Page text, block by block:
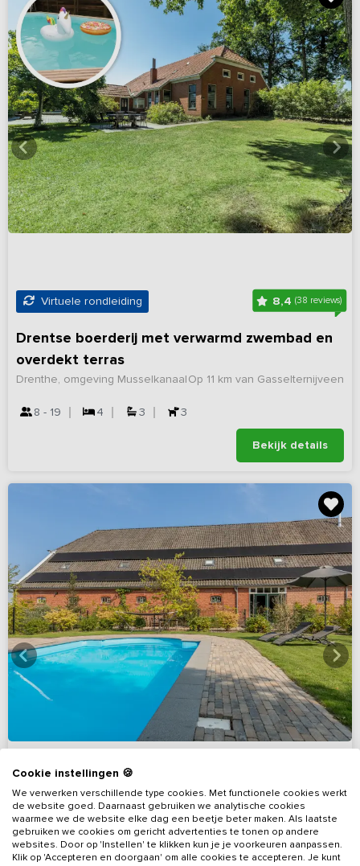
Virtuele rondleiding 8,4 (38 reviews)
Drentse boerderij met verwarmd zwembad en
overdekt terras
Op 11 km van Gasselternijveen
Drenthe, omgeving Musselkanaal
8 - 19 4 3 3
Bekijk details
Virtuele rondleiding 9,6(16 reviews)
Wellness en luxe in monumentale boerderij
Cookie instellingen 🍪
We verwerken verschillende type cookies. Met functionele cookies werkt
de website goed. Daarnaast gebruiken we analytische cookies
waarmee we de website elke dag een beetje beter maken. Als laatste
gebruiken we cookies om gericht advertenties te tonen op andere
websites. Door op 'Instellen' te klikken kun je je voorkeuren aanpassen.
Klik op 'Accepteren en doorgaan' om alle cookies te accepteren. Je kunt